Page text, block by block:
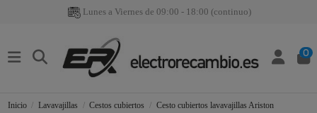
Lunes a Viernes de 09:00 - 18:00 (continuo)
0
Inicio Lavavajillas Cestos cubiertos
Cesto cubiertos lavavajillas Ariston